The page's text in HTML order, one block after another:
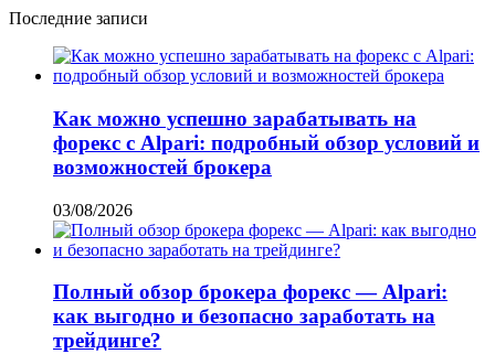
Последние записи
Как можно успешно зарабатывать на
форекс с Alpari: подробный обзор условий и
возможностей брокера
03/08/2026
Полный обзор брокера форекс — Alpari:
как выгодно и безопасно заработать на
трейдинге?